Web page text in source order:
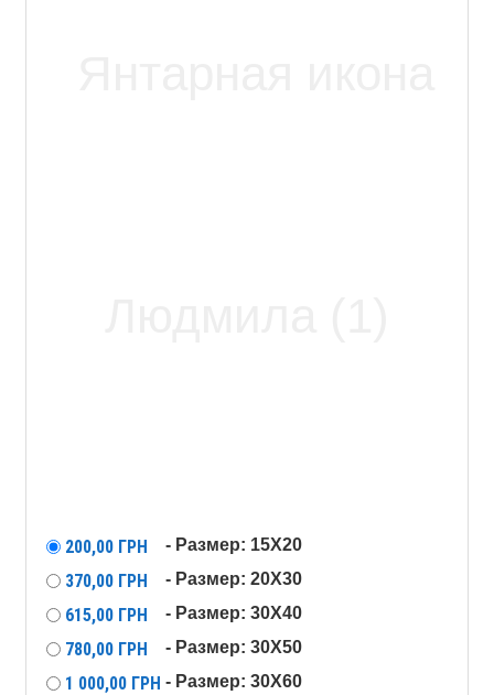
200,00 ГРН - Размер: 15X20
370,00 ГРН - Размер: 20X30
615,00 ГРН - Размер: 30X40
780,00 ГРН - Размер: 30X50
1 000,00 ГРН - Размер: 30X60